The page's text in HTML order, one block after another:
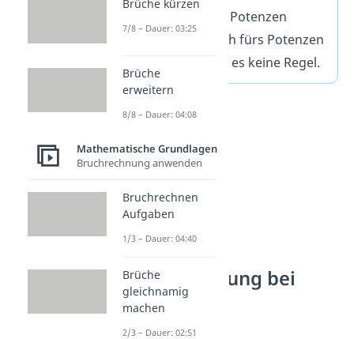
. Fürs Potenzen
addieren und auch fürs Potenzen
subtrahieren gibt es keine Regel.
Potenzrechnung bei
besonderen
Exponenten
Brüche kürzen
7/8 – Dauer: 03:25
Brüche
erweitern
8/8 – Dauer: 04:08
Mathematische Grundlagen
Bruchrechnung anwenden
Bruchrechnen
Aufgaben
1/3 – Dauer: 04:40
Brüche
gleichnamig
machen
2/3 – Dauer: 02:51